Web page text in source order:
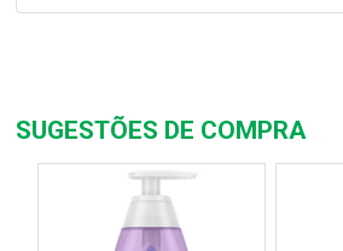
SUGESTÕES DE COMPRA